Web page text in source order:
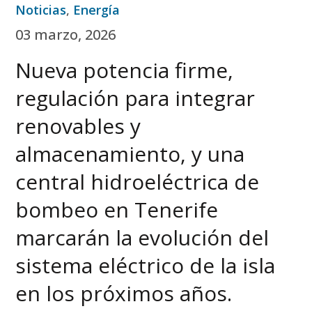
Noticias, Energía
03 marzo, 2026
Nueva potencia firme,
regulación para integrar
renovables y
almacenamiento, y una
central hidroeléctrica de
bombeo en Tenerife
marcarán la evolución del
sistema eléctrico de la isla
en los próximos años.